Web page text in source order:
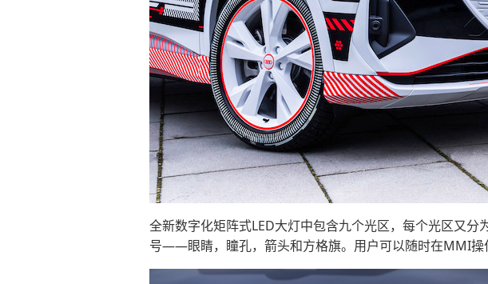
全新数字化矩阵式LED大灯中包含九个光区，每个光区又
号——眼睛，瞳孔，箭头和方格旗。用户可以随时在MMI操